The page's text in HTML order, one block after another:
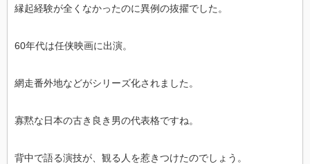
縁起経験が全くなかったのに異例の抜擢でした。
60年代は任侠映画に出演。
網走番外地などがシリーズ化されました。
寡黙な日本の古き良き男の代表格ですね。
背中で語る演技が、観る人を惹きつけたのでしょう。